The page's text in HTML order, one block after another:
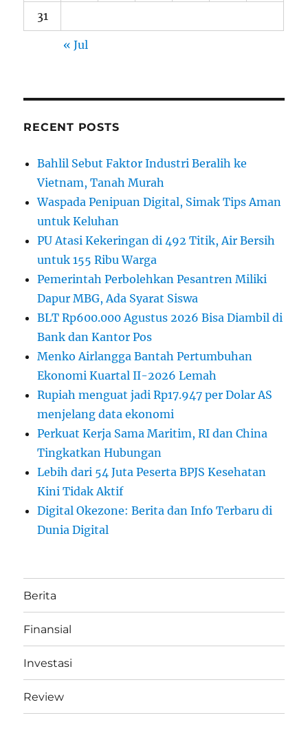
31
« Jul
RECENT POSTS
Bahlil Sebut Faktor Industri Beralih ke
Vietnam, Tanah Murah
Waspada Penipuan Digital, Simak Tips Aman
untuk Keluhan
PU Atasi Kekeringan di 492 Titik, Air Bersih
untuk 155 Ribu Warga
Pemerintah Perbolehkan Pesantren Miliki
Dapur MBG, Ada Syarat Siswa
BLT Rp600.000 Agustus 2026 Bisa Diambil di
Bank dan Kantor Pos
Menko Airlangga Bantah Pertumbuhan
Ekonomi Kuartal II-2026 Lemah
Rupiah menguat jadi Rp17.947 per Dolar AS
menjelang data ekonomi
Perkuat Kerja Sama Maritim, RI dan China
Tingkatkan Hubungan
Lebih dari 54 Juta Peserta BPJS Kesehatan
Kini Tidak Aktif
Digital Okezone: Berita dan Info Terbaru di
Dunia Digital
Berita
Finansial
Investasi
Review